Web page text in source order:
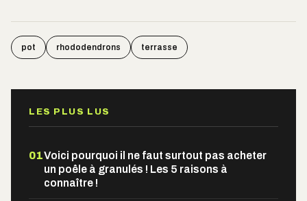
pot rhododendrons terrasse
LES PLUS LUS
01Voici pourquoi il ne faut surtout pas acheter
un poêle à granulés ! Les 5 raisons à
connaître !